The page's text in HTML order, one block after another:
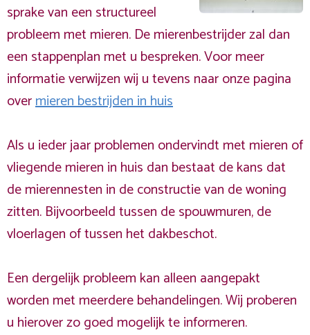
sprake van een structureel
probleem met mieren. De mierenbestrijder zal dan
een stappenplan met u bespreken. Voor meer
informatie verwijzen wij u tevens naar onze pagina
overmieren bestrijden in huis
Als u ieder jaar problemen ondervindt met mieren of
vliegende mieren in huis dan bestaat de kans dat
de mierennesten in de constructie van de woning
zitten. Bijvoorbeeld tussen de spouwmuren, de
vloerlagen of tussen het dakbeschot.
Een dergelijk probleem kan alleen aangepakt
worden met meerdere behandelingen. Wij proberen
u hierover zo goed mogelijk te informeren.